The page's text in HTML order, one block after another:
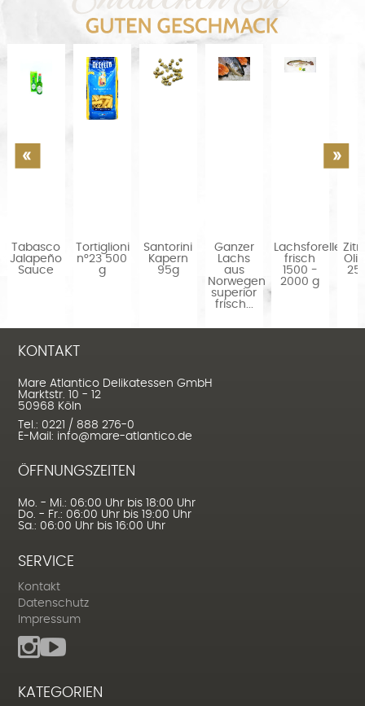
Tabasco
Jalapeño
Sauce
Tortiglioni
n°23 500
g
Santorini
Kapern
95g
Ganzer
Lachs
aus
Norwegen
superior
frisch...
Lachsforelle
frisch
1500 -
2000 g
KONTAKT
Mare Atlantico Delikatessen GmbH
Marktstr. 10 - 12
50968 Köln
Tel.: 0221 / 888 276-0
E-Mail: info@mare-atlantico.de
ÖFFNUNGSZEITEN
Mo. - Mi.: 06:00 Uhr bis 18:00 Uhr
Do. - Fr.: 06:00 Uhr bis 19:00 Uhr
Sa.: 06:00 Uhr bis 16:00 Uhr
SERVICE
Kontakt
Datenschutz
Impressum
KATEGORIEN